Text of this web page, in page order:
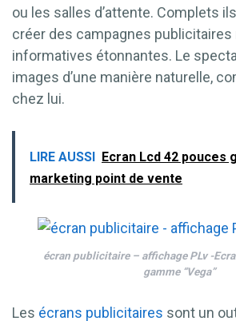
ou les salles d’attente. Complets
créer des campagnes publicitaires
informatives étonnantes. Le
images d’une manière naturelle,
chez lui.
LIRE AUSSI Ecran Lcd 42 pouces
marketing point de vente
écran publicitaire – affichage PLv -
gamme “Vega”
Les écrans publicitaires sont un